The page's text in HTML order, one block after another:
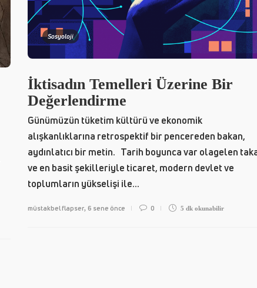
Sosyoloji
İktisadın Temelleri Üzerine Bir
Değerlendirme
Günümüzün tüketim kültürü ve ekonomik
alışkanlıklarına retrospektif bir pencereden bakan,
aydınlatıcı bir metin. Tarih boyunca var olagelen
ve en basit şekilleriyle ticaret, modern devlet ve
toplumların yükselişi ile...
müstakbel flapser, 6 sene önce 0 5 dk okunabilir